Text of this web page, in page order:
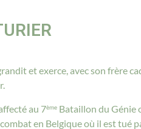
et exerce, avec son frère
au 7ème Bataillon du Génie
en Belgique où il est tué